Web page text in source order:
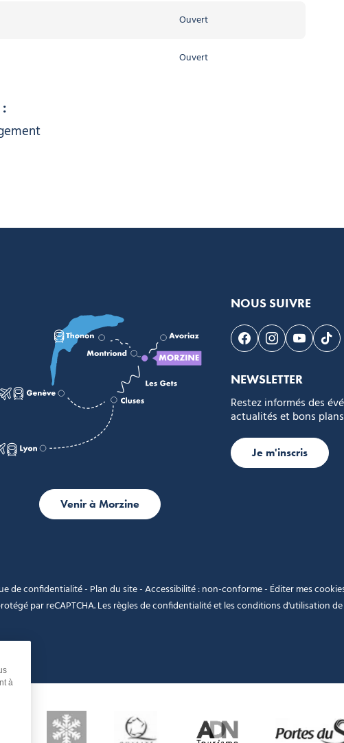
Ouvert
Ouvert
Venir à Morzine
NOUS SUIVRE
Suivez-nous sur
Suivez-nous
Suivez-
NEWSLETTER
Restez informés des
actualités et bons
Je m'inscris
de confidentialité- Plan du site-Accessibilité : non-conforme- Éditer mes
par reCAPTCHA. Lesrègles de confidentialitéet lesconditions d'utilisation